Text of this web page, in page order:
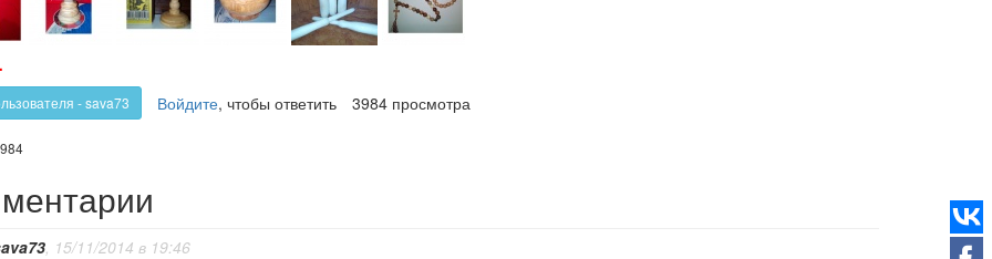
против!
- sava73 Войдите, чтобы ответить 3984 просмотра
, 15/11/2014 в 19:46